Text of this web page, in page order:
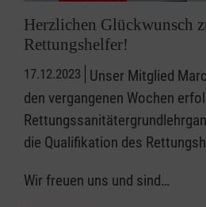
Herzlichen Glückwunsch
Rettungshelfer!
17.12.2023
Unser Mitglied
den vergangenen Wochen
die Qualifikation des
Wir freuen uns und sind…